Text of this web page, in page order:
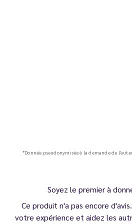
*Donnée pseudonymisée à la demande de
Soyez le premier à
Ce produit n'a pas encore
votre expérience et aidez les